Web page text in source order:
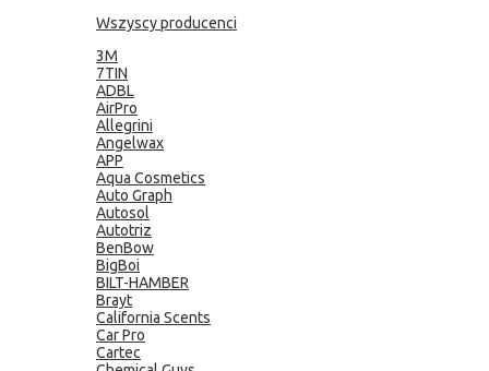
Wszyscy producenci
3M
7TIN
ADBL
AirPro
Allegrini
Angelwax
APP
Aqua Cosmetics
Auto Graph
Autosol
Autotriz
BenBow
BigBoi
BILT-HAMBER
Brayt
California Scents
Car Pro
Cartec